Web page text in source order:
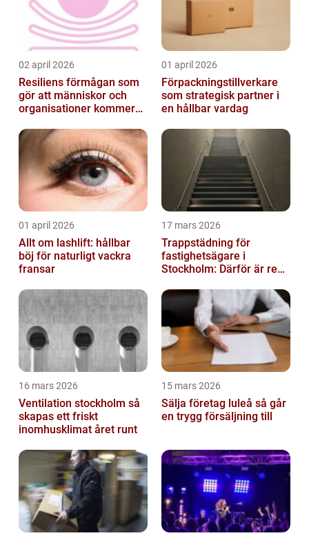
02 april 2026
Resiliens förmågan som
gör att människor och
organisationer kommer
01 april 2026
Förpackningstillverkare
som strategisk partner i
en hållbar vardag
01 april 2026
Allt om lashlift: hållbar
böj för naturligt vackra
fransar
17 mars 2026
Trappstädning för
fastighetsägare i
Stockholm: Därför är rena
investering
16 mars 2026
Ventilation stockholm så
skapas ett friskt
inomhusklimat året runt
15 mars 2026
Sälja företag luleå så går
en trygg försäljning till